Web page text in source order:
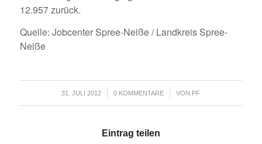
12.957 zurück.
Quelle: Jobcenter Spree-Neiße / Landkreis Spree-
Neiße
31. JULI 2012 0 KOMMENTARE
/ VON PF
Eintrag teilen